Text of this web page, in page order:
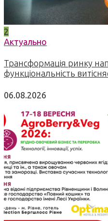
2
Актуально
Трансформація ринку
функціональність
06.08.2026